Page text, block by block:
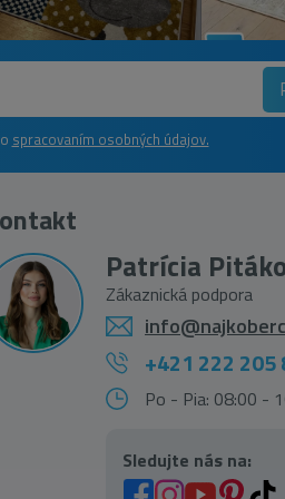
spracovaním osobných údajov.
Patrícia
Zákaznická podpora
+421 222 205
Po - Pia: 08:00 -
Sledujte nás na: